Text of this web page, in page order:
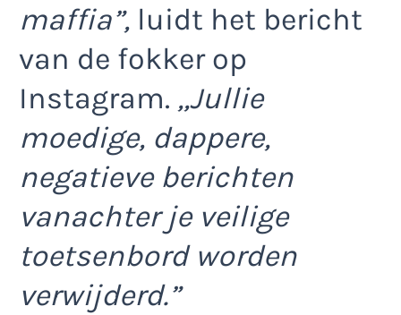
maffia”, luidt het bericht
van de fokker op
Instagram. ,,Jullie
moedige, dappere,
negatieve berichten
vanachter je veilige
toetsenbord worden
verwijderd.”